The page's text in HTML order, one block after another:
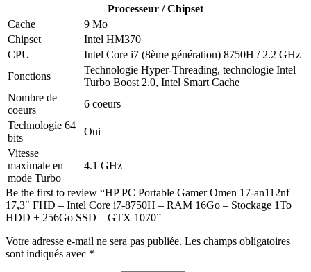
Processeur / Chipset
Cache
9 Mo
Chipset
Intel HM370
CPU
Intel Core i7 (8ème génération) 8750H / 2.2 GHz
Fonctions
Technologie Hyper-Threading, technologie Intel
Turbo Boost 2.0, Intel Smart Cache
Nombre de
coeurs
6 coeurs
Technologie 64
bits
Oui
Vitesse
maximale en
mode Turbo
4.1 GHz
Be the first to review “HP PC Portable Gamer Omen 17-an112nf –
17,3″ FHD – Intel Core i7-8750H – RAM 16Go – Stockage 1To
HDD + 256Go SSD – GTX 1070”
Votre adresse e-mail ne sera pas publiée. Les champs obligatoires
sont indiqués avec *